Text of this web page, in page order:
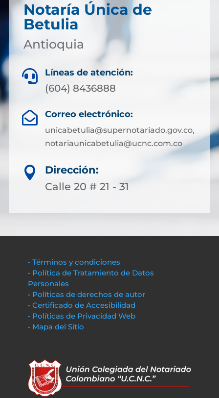
Notaría Única de
Betulia
Antioquia
 Líneas de atención:
(604) 8436888
 Correo electrónico:
unicabetulia@supernotariado.gov.co,
notariaunicabetulia@ucnc.com.co

Dirección:
Calle 20 # 21 - 31
• Términos y condiciones
• Política de Tratamiento de Datos
Personales
• Políticas de derechos de autor
• Certificado de Accesibilidad
• Políticas de Privacidad Web
• Mapa del Sitio